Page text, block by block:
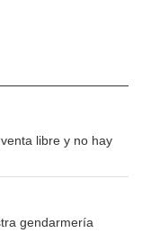
libre y no hay
gendarmería